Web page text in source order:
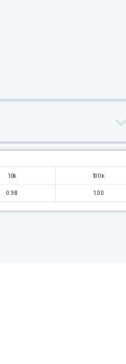
10k 100k
0.98 1.00